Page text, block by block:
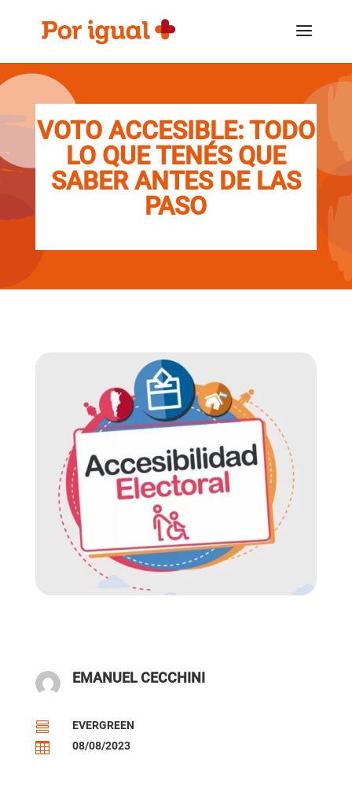
contenido
navegación
VOTO ACCESIBLE: TODO
LO QUE TENÉS QUE
SABER ANTES DE LAS
PASO
EMANUEL CECCHINI
 EVERGREEN
 08/08/2023